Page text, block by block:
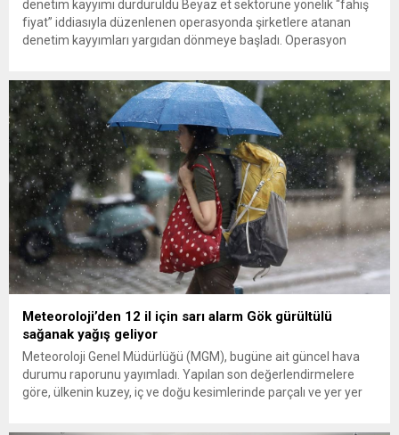
denetim kayyımı durduruldu Beyaz et sektörüne yönelik “fahiş
fiyat” iddiasıyla düzenlenen operasyonda şirketlere atanan
denetim kayyımları yargıdan dönmeye başladı. Operasyon
atamasının durdurulmasına karar verdi. Türkiye’nin önde gelen
beyaz et...
Meteoroloji’den 12 il için sarı alarm Gök gürültülü
sağanak yağış geliyor
Meteoroloji Genel Müdürlüğü (MGM), bugüne ait güncel hava
durumu raporunu yayımladı. Yapılan son değerlendirmelere
göre, ülkenin kuzey, iç ve doğu kesimlerinde parçalı ve yer yer